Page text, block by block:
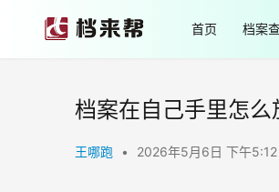
首页 档案
档案在自己手里怎
王哪跑 • 2026年5月6日 下午5:12